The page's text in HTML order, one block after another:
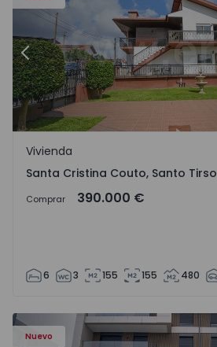
Anterior
Santa Cristina Couto, Santo Tirso
Vivienda
Santa Cristina Couto, Santo Tirso
Comprar 390.000 €
6 3 155 155 480
Nuevo